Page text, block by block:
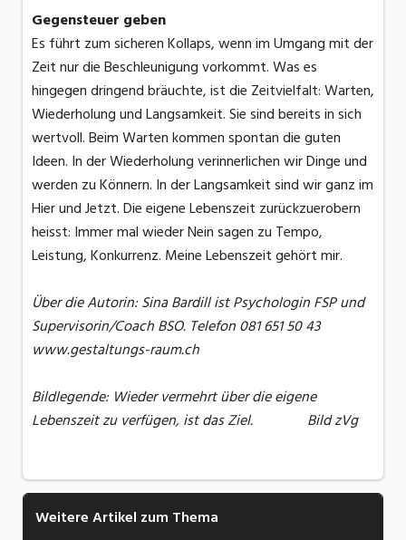
Gegensteuer geben
Es führt zum sicheren Kollaps, wenn im Umgang mit der
Zeit nur die Beschleunigung vorkommt. Was es
hingegen dringend bräuchte, ist die Zeitvielfalt: Warten,
Wiederholung und Langsamkeit. Sie sind bereits in sich
wertvoll. Beim Warten kommen spontan die guten
Ideen. In der Wiederholung verinnerlichen wir Dinge und
werden zu Könnern. In der Langsamkeit sind wir ganz im
Hier und Jetzt. Die eigene Lebenszeit zurückzuerobern
heisst: Immer mal wieder Nein sagen zu Tempo,
Leistung, Konkurrenz. Meine Lebenszeit gehört mir.
Über die Autorin: Sina Bardill ist Psychologin FSP und
Supervisorin/Coach BSO. Telefon 081 651 50 43
www.gestaltungs-raum.ch
Bildlegende: Wieder vermehrt über die eigene
Lebenszeit zu verfügen, ist das Ziel. Bild zVg
Weitere Artikel zum Thema